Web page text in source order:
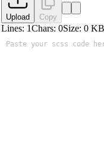
Upload Copy
Lines: 1Chars: 0Size: 0KB